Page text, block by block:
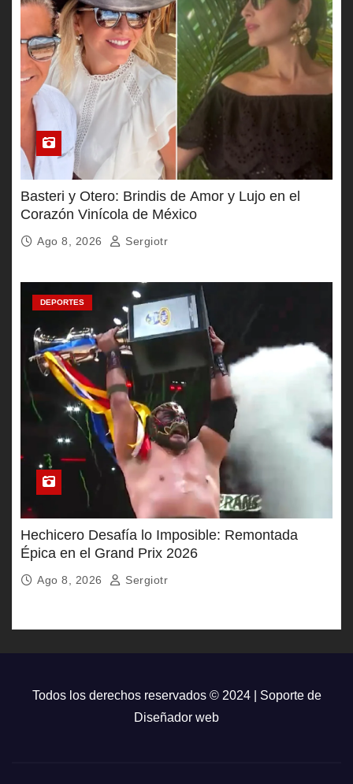
Basteri y Otero: Brindis de Amor y Lujo en el
Corazón Vinícola de México
Ago 8, 2026 Sergiotr
DEPORTES
Hechicero Desafía lo Imposible: Remontada
Épica en el Grand Prix 2026
Ago 8, 2026 Sergiotr
Todos los derechos reservados © 2024 | Soporte de
Diseñador web